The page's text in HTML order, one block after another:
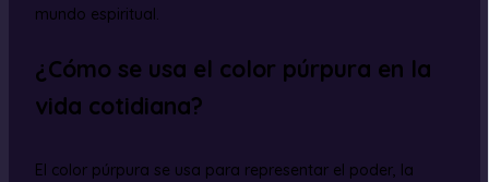
mundo espiritual.
¿Cómo se usa el color púrpura en la
vida cotidiana?
El color púrpura se usa para representar el poder, la